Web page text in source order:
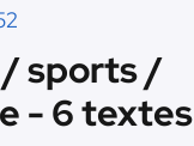
sports /
- 6 textes